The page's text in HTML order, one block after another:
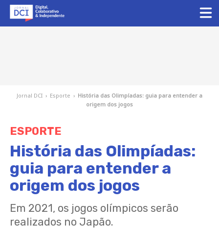
Jornal DCI › Esporte › História das Olimpíadas: guia para entender a
origem dos jogos
ESPORTE
História das Olimpíadas:
guia para entender a
origem dos jogos
Em 2021, os jogos olímpicos serão
realizados no Japão.